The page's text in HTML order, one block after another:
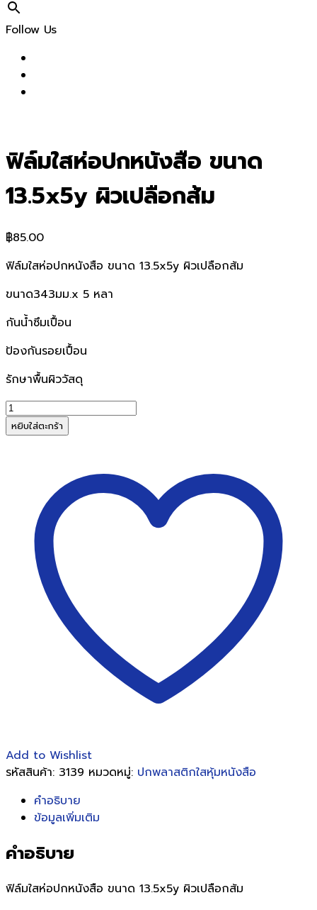
Follow Us
ฟิล์มใสห่อปกหนังสือ ขนาด
13.5x5y ผิวเปลือกส้ม
฿85.00
ฟิล์มใสห่อปกหนังสือ ขนาด 13.5x5y ผิวเปลือกส้ม
ขนาด343มม.x 5 หลา
กันน้ำซึมเปื้อน
ป้องกันรอยเปื้อน
รักษาพื้นผิววัสดุ
จำนวน
ฟิล์ม
ใส
13.5x5y
เปลือก
หยิบใส่ตะกร้า
Add to Wishlist
รหัสสินค้า: 3139 หมวดหมู่: ปกพลาสติกใสหุ้มหนังสือ
คำอธิบาย
ข้อมูลเพิ่มเติม
คำอธิบาย
ฟิล์มใสห่อปกหนังสือ ขนาด 13.5x5y ผิวเปลือกส้ม